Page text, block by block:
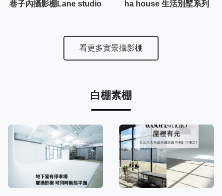
巷子內攝影棚Lane studio ha house 生活別墅系列
看更多實景攝影棚
白棚素棚